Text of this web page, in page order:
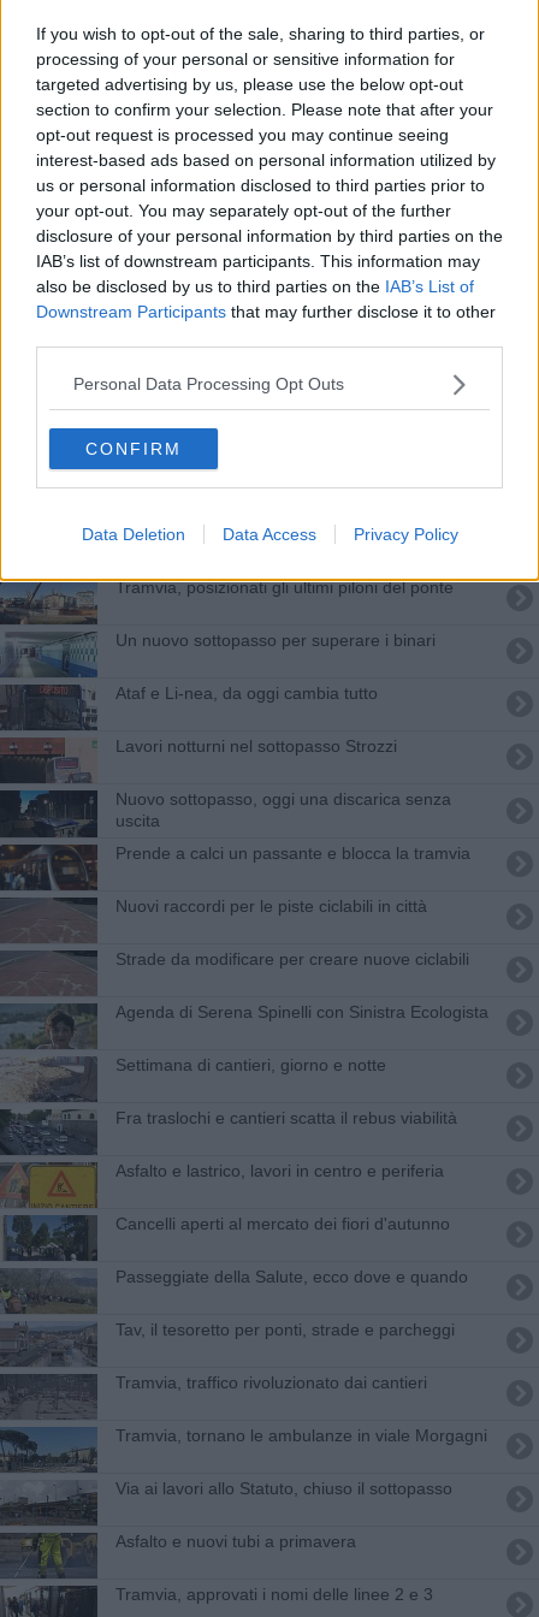
If you wish to opt-out of the sale, sharing to third parties, or
processing of your personal or sensitive information for
targeted advertising by us, please use the below opt-out
section to confirm your selection. Please note that after your
opt-out request is processed you may continue seeing
interest-based ads based on personal information utilized by
us or personal information disclosed to third parties prior to
your opt-out. You may separately opt-out of the further
disclosure of your personal information by third parties on the
IAB’s list of downstream participants. This information may
also be disclosed by us to third parties on the IAB’s List of
Downstream Participants that may further disclose it to other
Personal Data Processing Opt Outs
CONFIRM
Data Deletion Data Access Privacy Policy
Asili nido in rivolta, 350 euro in meno a educatori
appaltati
Sicurezza stradale, maxi piano da 13.650.000
euro
Tramvia, al via le navette per Careggi
Alberi, luci, asfalto, una settimana di lavori
Tramvia, riapertura parziale per piazza Dalmazia
1865, quando la storia passò da Firenze
Nuovo asfalto per le strade della città
Cantieri tramvia, nuove chiusure notturne
​Autunno di fuoco nei cantieri della tramvia
Tramvia, posizionati gli ultimi piloni del ponte
Un nuovo sottopasso per superare i binari
Ataf e Li-nea, da oggi cambia tutto
Lavori notturni nel sottopasso Strozzi
Nuovo sottopasso, oggi una discarica senza
uscita
Prende a calci un passante e blocca la tramvia
Nuovi raccordi per le piste ciclabili in città
Strade da modificare per creare nuove ciclabili
Agenda di Serena Spinelli con Sinistra Ecologista
Settimana di cantieri, giorno e notte
Fra traslochi e cantieri scatta il rebus viabilità
Asfalto e lastrico, lavori in centro e periferia
Cancelli aperti al mercato dei fiori d'autunno
Passeggiate della Salute, ecco dove e quando
Tav, il tesoretto per ponti, strade e parcheggi
Tramvia, traffico rivoluzionato dai cantieri
Tramvia, tornano le ambulanze in viale Morgagni
Via ai lavori allo Statuto, chiuso il sottopasso
Asfalto e nuovi tubi a primavera
Tramvia, approvati i nomi delle linee 2 e 3